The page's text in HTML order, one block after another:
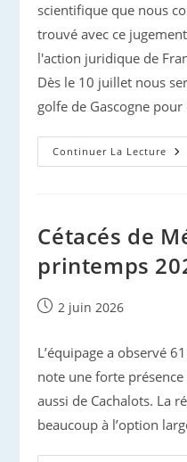
scientifique que nous
trouvé avec ce
l'action juridique de
Dès le 10 juillet nous
golfe de Gascogne
Continuer La Lecture
Cétacés de
printemps
Publication
2 juin 2026
L’équipage a observé
note une forte
aussi de Cachalots. La
beaucoup à l’option